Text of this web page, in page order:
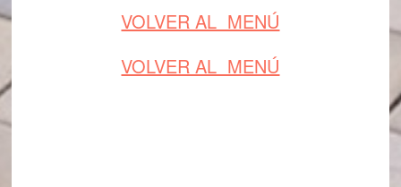
VOLVER AL MENÚ
VOLVER AL MENÚ